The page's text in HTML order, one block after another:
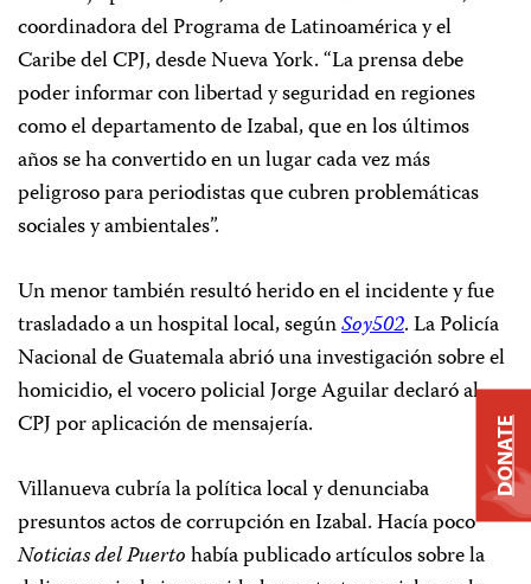
coordinadora del Programa de Latinoamérica y el
Caribe del CPJ, desde Nueva York. “La prensa debe
poder informar con libertad y seguridad en regiones
como el departamento de Izabal, que en los últimos
años se ha convertido en un lugar cada vez más
peligroso para periodistas que cubren problemáticas
sociales y ambientales”.
Un menor también resultó herido en el incidente y fue
trasladado a un hospital local, segúnSoy502. La Policía
Nacional de Guatemala abrió una investigación sobre el
homicidio, el vocero policial Jorge Aguilar declaró al
CPJ por aplicación de mensajería.
Villanueva cubría la política local y denunciaba
presuntos actos de corrupción en Izabal. Hacía poco
Noticias del Puertohabía publicado artículos sobre la
DONATE